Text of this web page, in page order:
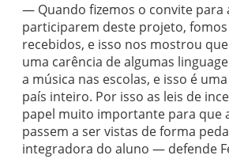
— Quando fizemos o convite para
participarem deste projeto,
recebidos, e isso nos mostrou
uma carência de algumas
a música nas escolas, e isso é
país inteiro. Por isso as leis de
papel muito importante para que
passem a ser vistas de forma
integradora do aluno — defende